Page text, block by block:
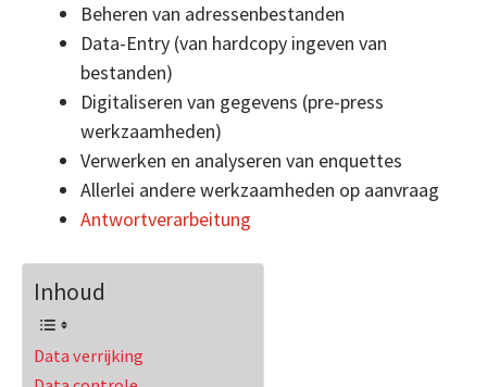
Beheren van adressenbestanden
Data-Entry (van hardcopy ingeven van
bestanden)
Digitaliseren van gegevens (pre-press
werkzaamheden)
Verwerken en analyseren van enquettes
Allerlei andere werkzaamheden op aanvraag
Antwortverarbeitung
Inhoud
Data verrijking